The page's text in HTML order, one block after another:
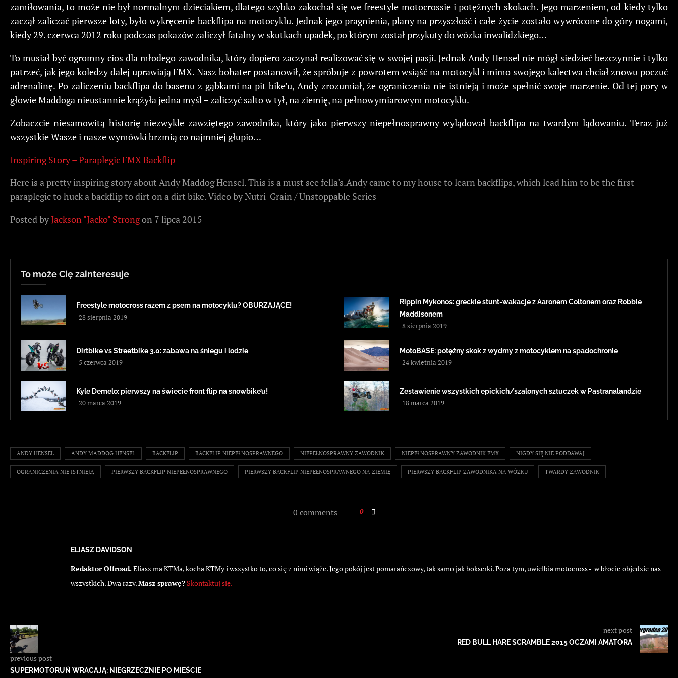
zamiłowania, to może nie był normalnym dzieciakiem, dlatego szybko zakochał się we freestyle motocrossie i potężnych skokach. Jego marzeniem, od kiedy tylko
zaczął zaliczać pierwsze loty, było wykręcenie backflipa na motocyklu. Jednak jego pragnienia, plany na przyszłość i całe życie zostało wywrócone do góry nogami,
kiedy 29. czerwca 2012 roku podczas pokazów zaliczył fatalny w skutkach upadek, po którym został przykuty do wózka inwalidzkiego…
To musiał być ogromny cios dla młodego zawodnika, który dopiero zaczynał realizować się w swojej pasji. Jednak Andy Hensel nie mógł siedzieć bezczynnie i tylko
patrzeć, jak jego koledzy dalej uprawiają FMX. Nasz bohater postanowił, że spróbuje z powrotem wsiąść na motocykl i mimo swojego kalectwa chciał znowu poczuć
adrenalinę. Po zaliczeniu backflipa do basenu z gąbkami na pit bike’u, Andy zrozumiał, że ograniczenia nie istnieją i może spełnić swoje marzenie. Od tej pory w
głowie Maddoga nieustannie krążyła jedna myśl – zaliczyć salto w tył, na ziemię, na pełnowymiarowym motocyklu.
Zobaczcie niesamowitą historię niezwykle zawziętego zawodnika, który jako pierwszy niepełnosprawny wylądował backflipa na twardym lądowaniu. Teraz już
wszystkie Wasze i nasze wymówki brzmią co najmniej głupio…
Inspiring Story – Paraplegic FMX Backflip
Here is a pretty inspiring story about Andy Maddog Hensel. This is a must see fella's.Andy came to my house to learn backflips, which lead him to be the first
paraplegic to huck a backflip to dirt on a dirt bike. Video by Nutri-Grain / Unstoppable Series
Posted byJackson "Jacko" Strongon 7 lipca 2015
To może Cię zainteresuje
Freestyle motocross razem z psem na motocyklu? OBURZAJĄCE!
28 sierpnia 2019
Rippin Mykonos: greckie stunt-wakacje z Aaronem Coltonem oraz Robbie
Maddisonem
8 sierpnia 2019
Dirtbike vs Streetbike 3.0: zabawa na śniegu i lodzie
5 czerwca 2019
MotoBASE: potężny skok z wydmy z motocyklem na spadochronie
24 kwietnia 2019
Kyle Demelo: pierwszy na świecie front flip na snowbike’u!
20 marca 2019
Zestawienie wszystkich epickich/szalonych sztuczek w Pastranalandzie
18 marca 2019
ANDY HENSEL ANDY MADDOG HENSEL BACKFLIP BACKFLIP NIEPEŁNOSPRAWNEGO NIEPEŁNOSPRAWNY ZAWODNIK NIEPEŁNOSPRAWNY ZAWODNIK FMX NIGDY SIĘ NIE PODDAWAJ
OGRANICZENIA NIE ISTNIEJĄ PIERWSZY BACKFLIP NIEPEŁNOSPRAWNEGO PIERWSZY BACKFLIP NIEPEŁNOSPRAWNEGO NA ZIEMIĘ PIERWSZY BACKFLIP ZAWODNIKA NA WÓZKU TWARDY ZAWODNIK
0 comments 0
ELIASZ DAVIDSON
Redaktor Offroad.Eliasz ma KTMa, kocha KTMy i wszystko to, co się z nimi wiąże. Jego pokój jest pomarańczowy, tak samo jak bokserki. Poza tym, uwielbia motocross - w błocie objedzie nas
wszystkich. Dwa razy.Masz sprawę? Skontaktuj się.
previous post
SUPERMOTORUŃ WRACAJĄ: NIEGRZECZNIE PO MIEŚCIE
next post
RED BULL HARE SCRAMBLE 2015 OCZAMI AMATORA